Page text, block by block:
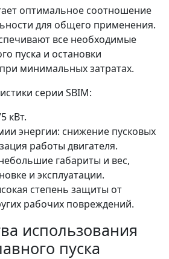
оптимальное соотношение
для общего применения.
все необходимые
пуска и остановки
минимальных затратах.
серии SBIM:
кВт.
энергии: снижение пусковых
работы двигателя.
габариты и вес,
и эксплуатации.
степень защиты от
рабочих повреждений.
использования
пуска